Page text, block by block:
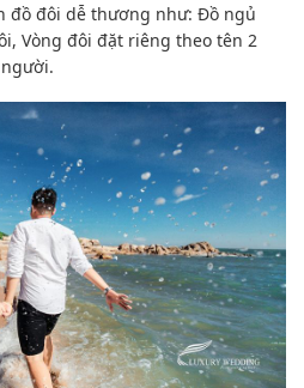
đồ đôi dễ thương như: Đồ ngủ
Vòng đôi đặt riêng theo tên 2